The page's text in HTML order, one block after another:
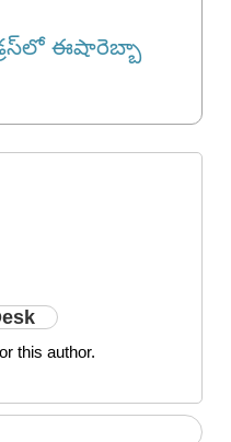
డ్ర‌స్‌లో ఈషారెబ్బా
this author.